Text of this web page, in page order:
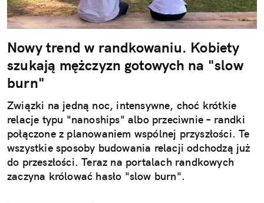
Nowy trend w randkowaniu. Kobiety
szukają mężczyzn gotowych na "slow
burn"
Związki na jedną noc, intensywne, choć krótkie
relacje typu "nanoships" albo przeciwnie – randki
połączone z planowaniem wspólnej przyszłości. Te
wszystkie sposoby budowania relacji odchodzą już
do przeszłości. Teraz na portalach randkowych
zaczyna królować hasło "slow burn".